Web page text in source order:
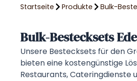
Startseite Produkte Bulk-
Bulk-Bestecksets
Unsere Bestecksets für den
bieten eine kostengünstige
Restaurants, Cateringdienste